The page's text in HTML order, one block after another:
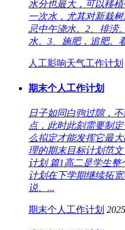
水分也最大，可以移
一次水，尤其对新栽
忌中午浇水。2、排涝
水。3、施肥，追肥。
人工影响天气工作计划
期末个人工作计划
日子如同白驹过隙，
点，此时此刻需要制
么拟定才能发挥它最
理的期末目标计划范
计划 篇1高二是学生
计划在下学期继续拓
说、...
期末个人工作计划